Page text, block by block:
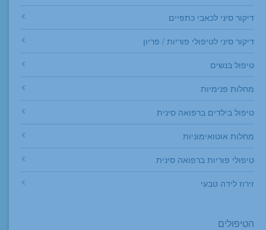
דיקור סיני לכאבי כתפיים
דיקור סיני לטיפולי פוריות / פריון
טיפול בנשים
מחלות פנימיות
טיפול בילדים ברפואה סינית
מחלות אוטואימוניות
טיפולי פוריות ברפואה סינית
זירוז לידה טבעי
הטיפולים